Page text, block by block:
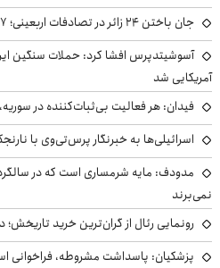
جان باختن ۲۴ زائر در تصادفات اربعینی؛ ۶۷ میلیون تردد ثبت شد
آمریکایی شد
فیدان: هر فعالیت بی‌ثبات‌کننده در
اسرائیلی‌ها به خبرنگار پرس‌تی‌وی با
مدودف: مایه شرمساری است که در سالگرد
نمی‌برند
رونمایی رئال از گران‌ترین خرید تاریخش؛
پزشکیان: پاسداشت مشروطه، فراخوانی